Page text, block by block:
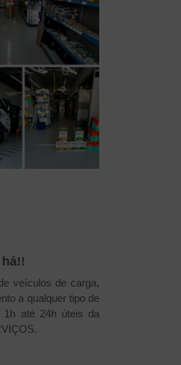
veículos de carga,
a qualquer tipo de
até 24h úteis da
.